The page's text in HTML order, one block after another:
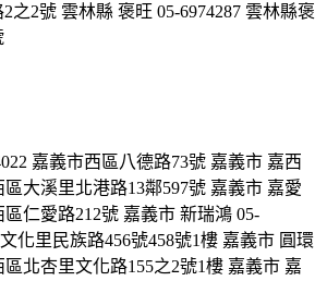
之2號 雲林縣 褒旺 05-6974287 雲林縣褒
嘉義市西區八德路73號 嘉義市 嘉西
區大溪里北港路13鄰597號 嘉義市 嘉愛
區仁愛路212號 嘉義市 新瑞鴻 05-
化里民族路456號458號1樓 嘉義市 圓環
區北杏里文化路155之2號1樓 嘉義市 嘉